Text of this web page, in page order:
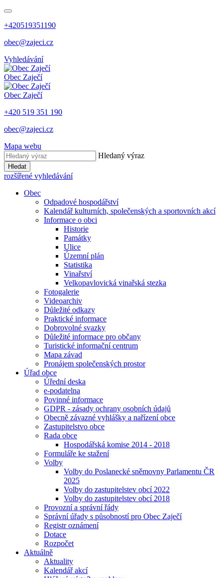
+420519351190
obec@zajeci.cz
Vyhledávání
Obec Zaječí
Obec Zaječí
+420 519 351 190
obec@zajeci.cz
Mapa webu
Hledaný výraz
Hledat
rozšířené vyhledávání
Obec
Odpadové hospodářství
Kalendář kulturních, společenských a sportovních akcí
Informace o obci
Historie
Památky
Ulice
Územní plán
Statistika
Vinařství
Velkopavlovická vinařská stezka
Fotogalerie
Videoarchiv
Důležité odkazy
Praktické informace
Dobrovolné svazky
Důležité informace pro občany
Turistické informační centrum
Mapa závad
Pronájem společenských prostor
Úřad obce
Úřední deska
e-podatelna
Povinné informace
GDPR - zásady ochrany osobních údajů
Obecně závazné vyhlášky a nařízení obce
Zastupitelstvo obce
Rada obce
Hospodářská komise 2014 - 2018
Formuláře ke stažení
Volby
Volby do Poslanecké sněmovny Parlamentu ČR
2025
Volby do zastupitelstev obcí 2022
Volby do zastupitelstev obcí 2018
Provozní a správní řády
Správní úřady s působností pro Obec Zaječí
Registr oznámení
Dotace
Rozpočet
Aktuálně
Aktuality
Kalendář akcí